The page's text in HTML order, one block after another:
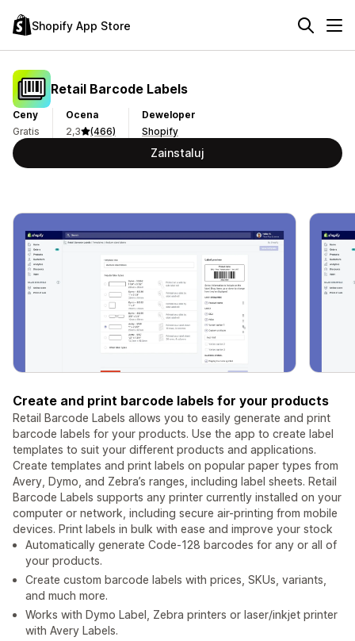
Shopify App Store
Retail Barcode Labels
Ceny
Gratis
Ocena
2,3
(466)
Deweloper
Shopify
Zainstaluj
Create and print barcode labels for your products
Retail Barcode Labels allows you to easily generate and print
barcode labels for your products. Use the app to create label
templates to suit your different products and applications.
Create templates and print labels on popular paper types from
Avery, Dymo, and Zebra’s ranges, including label sheets. Retail
Barcode Labels supports any printer currently installed on your
computer or network, including secure air-printing from mobile
devices. Print labels in bulk with ease and improve your stock
Automatically generate Code-128 barcodes for any or all of
your products.
Create custom barcode labels with prices, SKUs, variants,
and much more.
Works with Dymo Label, Zebra printers or laser/inkjet printer
with Avery Labels.